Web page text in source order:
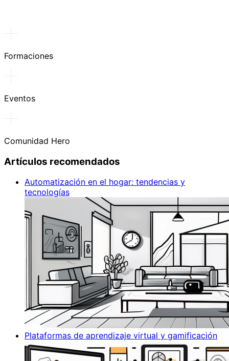
Formaciones
Eventos
Comunidad Hero
Artículos recomendados
Automatización en el hogar: tendencias y
tecnologías
Plataformas de aprendizaje virtual y gamificación